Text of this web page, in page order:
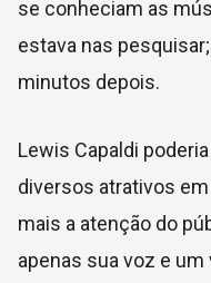
se conheciam as
estava nas
minutos depois.
Lewis Capaldi
diversos atrativos
mais a atenção do
apenas sua voz e